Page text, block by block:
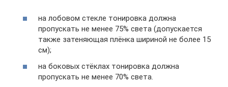
на лобовом стекле тонировка должна
пропускать не менее 75% света (допускается
также затеняющая плёнка шириной не более 15
см);
на боковых стёклах тонировка должна
пропускать не менее 70% света.